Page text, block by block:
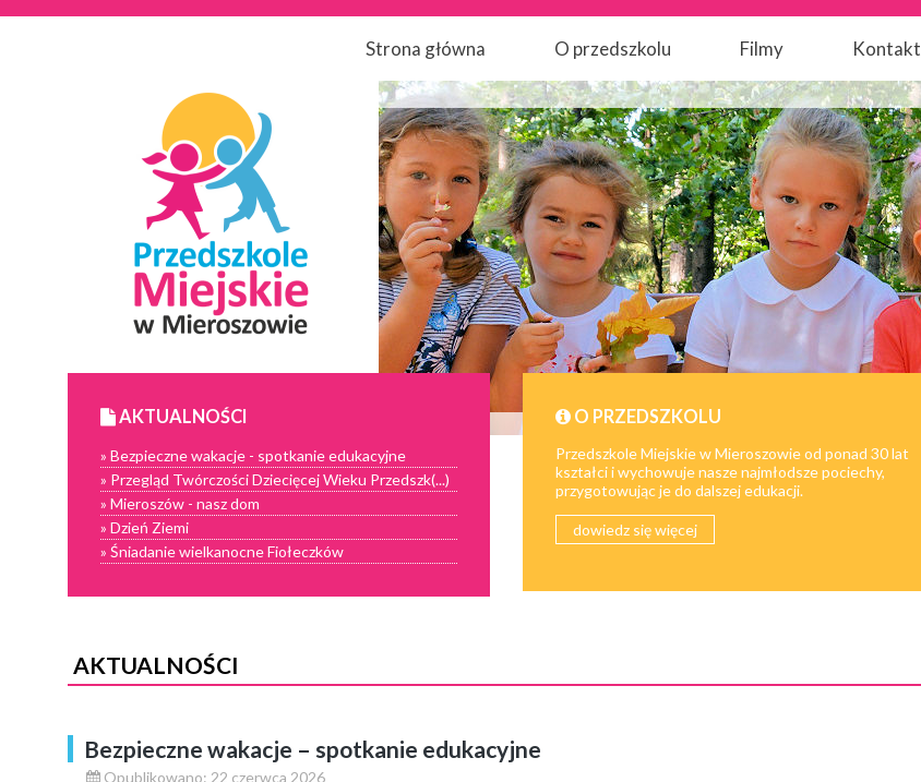
Strona główna O przedszkolu Filmy Kontakt
AKTUALNOŚCI
» Bezpieczne wakacje - spotkanie edukacyjne
» Przegląd Twórczości Dziecięcej Wieku Przedszk(...)
» Mieroszów - nasz dom
» Dzień Ziemi
» Śniadanie wielkanocne Fiołeczków
O PRZEDSZKOLU
Przedszkole Miejskie w Mieroszowie od ponad 30 lat
kształci i wychowuje nasze najmłodsze pociechy,
przygotowując je do dalszej edukacji.
dowiedz się więcej
AKTUALNOŚCI
Bezpieczne wakacje – spotkanie edukacyjne
Opublikowano: 22 czerwca 2026